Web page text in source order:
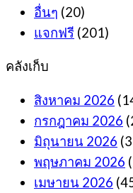
อื่นๆ (20)
แจกฟรี (201)
คลังเก็บ
สิงหาคม 2026
กรกฎาคม 2026
มิถุนายน 2026
พฤษภาคม 2026
เมษายน 2026